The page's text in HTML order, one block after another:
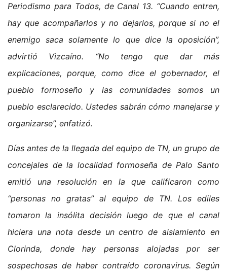
Periodismo para Todos, de Canal 13. “Cuando entren,
hay que acompañarlos y no dejarlos, porque si no el
enemigo saca solamente lo que dice la oposición”,
advirtió Vizcaíno. “No tengo que dar más
explicaciones, porque, como dice el gobernador, el
pueblo formoseño y las comunidades somos un
pueblo esclarecido. Ustedes sabrán cómo manejarse y
organizarse”, enfatizó.
Días antes de la llegada del equipo de TN, un grupo de
concejales de la localidad formoseña de Palo Santo
emitió una resolución en la que calificaron como
“personas no gratas” al equipo de TN. Los ediles
tomaron la insólita decisión luego de que el canal
hiciera una nota desde un centro de aislamiento en
Clorinda, donde hay personas alojadas por ser
sospechosas de haber contraído coronavirus. Según